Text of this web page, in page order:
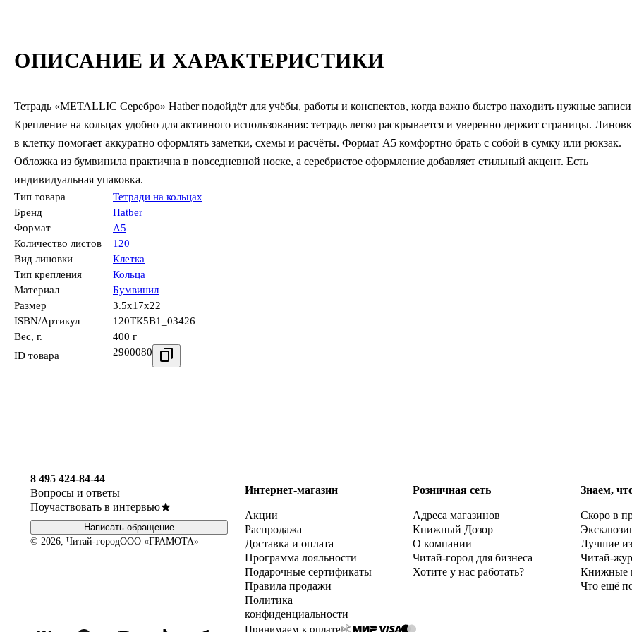
ОПИСАНИЕ И ХАРАКТЕРИСТИКИ
Тетрадь «METALLIC Серебро» Hatber подойдёт для учёбы, работы и конспектов, когда важно быстро находить нужные
Крепление на кольцах удобно для активного использования: тетрадь легко раскрывается и уверенно держит страницы.
в клетку помогает аккуратно оформлять заметки, схемы и расчёты. Формат А5 комфортно брать с собой в сумку или рюкзак.
Обложка из бумвинила практична в повседневной носке, а серебристое оформление добавляет стильный акцент. Есть
индивидуальная упаковка.
Тип товара
Тетради на кольцах
Бренд
Hatber
Формат
А5
Количество листов
120
Вид линовки
Клетка
Тип крепления
Кольца
Материал
Бумвинил
Размер
3.5x17x22
ISBN/Артикул
120ТК5В1_03426
Вес, г.
400 г
ID товара
2900080
8 495 424-84-44
Вопросы и ответы
Поучаствовать в интервью
Написать обращение
© 2026, Читай-городООО «ГРАМОТА»
Интернет-магазин
Акции
Распродажа
Доставка и оплата
Программа лояльности
Подарочные сертификаты
Правила продажи
Политика
конфиденциальности
Розничная сеть
Адреса магазинов
Книжный Дозор
О компании
Читай-город для бизнеса
Хотите у нас работать?
Знаем,
Скоро в
Лучшие
Читай-
Книжные
Что ещё
Принимаем к оплате